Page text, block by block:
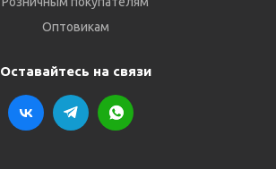
Оптовикам
Оставайтесь на связи